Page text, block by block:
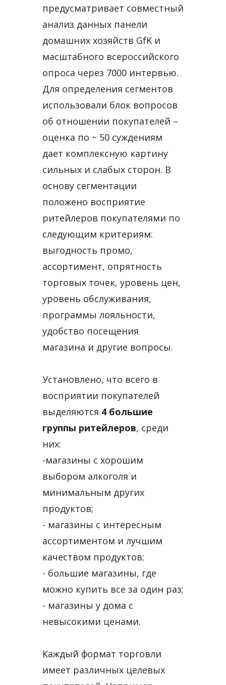
предусматривает совместный
анализ данных панели
домашних хозяйств GfK и
масштабного всероссийского
опроса через 7000 интервью.
Для определения сегментов
использовали блок вопросов
об отношении покупателей –
оценка по ~ 50 суждениям
дает комплексную картину
сильных и слабых сторон. В
основу сегментации
положено восприятие
ритейлеров покупателями по
следующим критериям:
выгодность промо,
ассортимент, опрятность
торговых точек, уровень цен,
уровень обслуживания,
программы лояльности,
удобство посещения
магазина и другие вопросы.
Установлено, что всего в
восприятии покупателей
выделяются 4 большие
группы ритейлеров, среди
них:
-магазины с хорошим
выбором алкоголя и
минимальным других
продуктов;
- магазины с интересным
ассортиментом и лучшим
качеством продуктов;
- большие магазины, где
можно купить все за один раз;
- магазины у дома с
невысокими ценами.
Каждый формат торговли
имеет различных целевых